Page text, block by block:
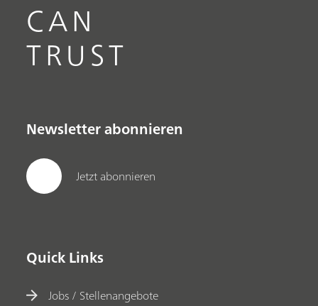
CAN
TRUST
Newsletter abonnieren
Jetzt abonnieren
Quick Links
Jobs / Stellenangebote